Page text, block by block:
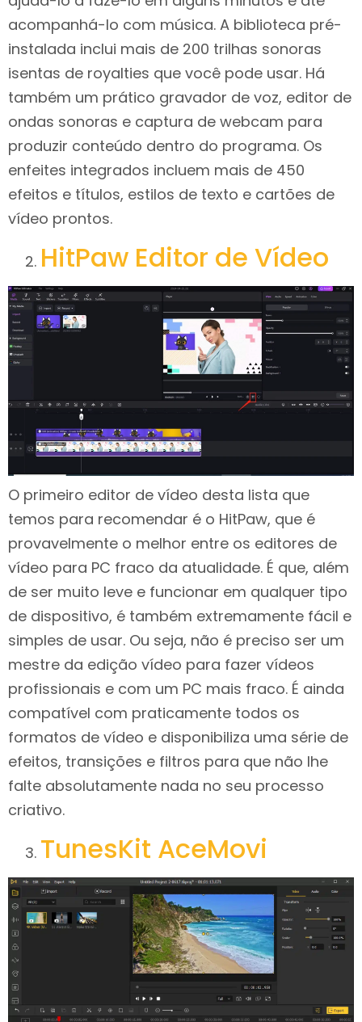
acompanhá-lo com música. A biblioteca pré-
instalada inclui mais de 200 trilhas sonoras
isentas de royalties que você pode usar. Há
também um prático gravador de voz, editor de
ondas sonoras e captura de webcam para
produzir conteúdo dentro do programa. Os
enfeites integrados incluem mais de 450
efeitos e títulos, estilos de texto e cartões de
vídeo prontos.
HitPaw Editor de Vídeo
O primeiro editor de vídeo desta lista que
temos para recomendar é o HitPaw, que é
provavelmente o melhor entre os editores de
vídeo para PC fraco da atualidade. É que, além
de ser muito leve e funcionar em qualquer tipo
de dispositivo, é também extremamente fácil e
simples de usar. Ou seja, não é preciso ser um
mestre da edição vídeo para fazer vídeos
profissionais e com um PC mais fraco. É ainda
compatível com praticamente todos os
formatos de vídeo e disponibiliza uma série de
efeitos, transições e filtros para que não lhe
falte absolutamente nada no seu processo
criativo.
TunesKit AceMovi